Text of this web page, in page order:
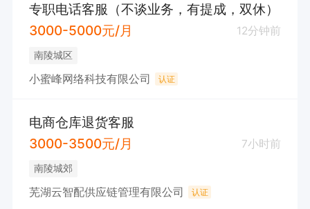
专职电话客服（不谈业务，有提成，双休）
3000-5000元/月
12分钟前
南陵城区
小蜜峰网络科技有限公司 认证
电商仓库退货客服
3000-3500元/月
7小时前
南陵城郊
芜湖云智配供应链管理有限公司 认证